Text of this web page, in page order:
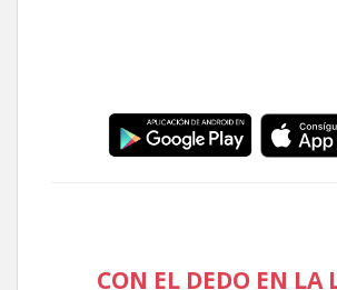
CON EL DEDO EN LA